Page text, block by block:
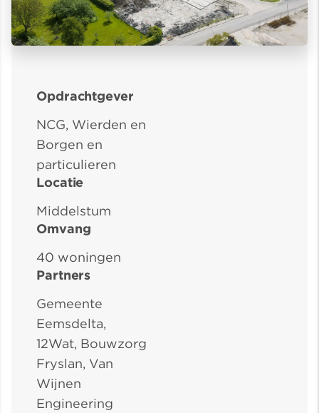
Opdrachtgever
NCG, Wierden en
Borgen en
particulieren
Locatie
Middelstum
Omvang
40 woningen
Partners
Gemeente
Eemsdelta,
12Wat, Bouwzorg
Fryslan, Van
Wijnen
Engineering